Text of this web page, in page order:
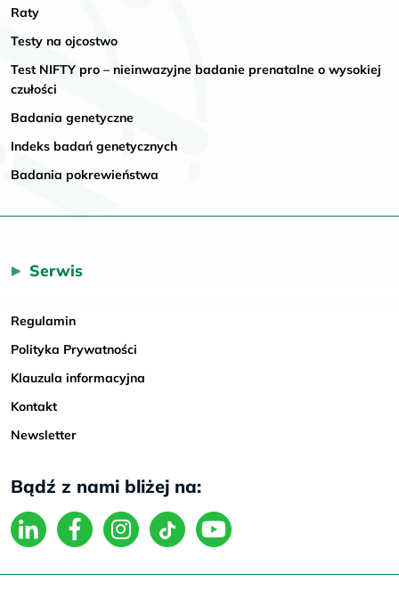
Raty
Testy na ojcostwo
Test NIFTY pro – nieinwazyjne badanie prenatalne o wysokiej
czułości
Badania genetyczne
Indeks badań genetycznych
Badania pokrewieństwa
Serwis
Regulamin
Polityka Prywatności
Klauzula informacyjna
Kontakt
Newsletter
Bądź z nami bliżej na: